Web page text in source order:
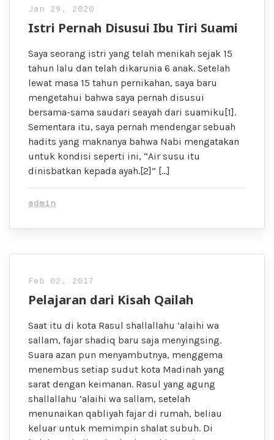
Jan 29, 2020
Istri Pernah Disusui Ibu Tiri Suami
Saya seorang istri yang telah menikah sejak 15
tahun lalu dan telah dikarunia 6 anak. Setelah
lewat masa 15 tahun pernikahan, saya baru
mengetahui bahwa saya pernah disusui
bersama-sama saudari seayah dari suamiku[1].
Sementara itu, saya pernah mendengar sebuah
hadits yang maknanya bahwa Nabi mengatakan
untuk kondisi seperti ini, “Air susu itu
dinisbatkan kepada ayah.[2]” […]
admin
Feb 02, 2017
Pelajaran dari Kisah Qailah
Saat itu di kota Rasul shallallahu ‘alaihi wa
sallam, fajar shadiq baru saja menyingsing.
Suara azan pun menyambutnya, menggema
menembus setiap sudut kota Madinah yang
sarat dengan keimanan. Rasul yang agung
shallallahu ‘alaihi wa sallam, setelah
menunaikan qabliyah fajar di rumah, beliau
keluar untuk memimpin shalat subuh. Di